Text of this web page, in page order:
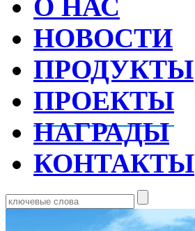
О НАС
НОВОСТИ
ПРОДУКТЫ
ПРОЕКТЫ
НАГРАДЫ
КОНТАКТЫ